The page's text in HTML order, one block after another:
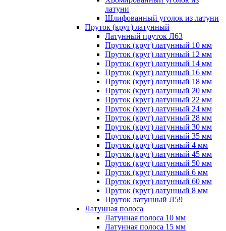
латуни
Шлифованный уголок из латуни
Пруток (круг) латунный
Латунный пруток Л63
Пруток (круг) латунный 10 мм
Пруток (круг) латунный 12 мм
Пруток (круг) латунный 14 мм
Пруток (круг) латунный 16 мм
Пруток (круг) латунный 18 мм
Пруток (круг) латунный 20 мм
Пруток (круг) латунный 22 мм
Пруток (круг) латунный 24 мм
Пруток (круг) латунный 28 мм
Пруток (круг) латунный 30 мм
Пруток (круг) латунный 35 мм
Пруток (круг) латунный 4 мм
Пруток (круг) латунный 45 мм
Пруток (круг) латунный 50 мм
Пруток (круг) латунный 6 мм
Пруток (круг) латунный 60 мм
Пруток (круг) латунный 8 мм
Пруток латунный Л59
Латунная полоса
Латунная полоса 10 мм
Латунная полоса 15 мм